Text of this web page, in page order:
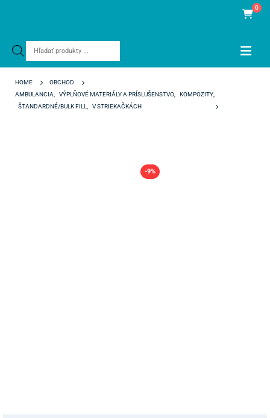
Products
0
HOME
OBCHOD
AMBULANCIA
VÝPLŇOVÉ MATERIÁLY A PRÍSLUŠENSTVO KOMPOZITY
ŠTANDARDNÉ/BULK FILL
V STRIEKAČKÁCH
-9%